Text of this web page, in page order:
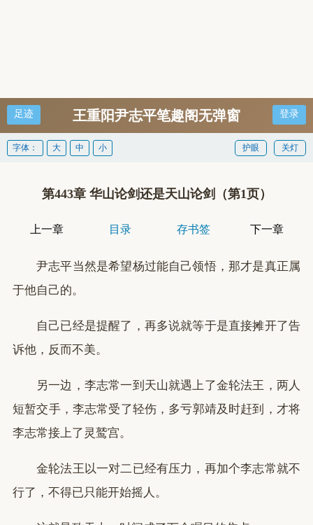
足迹 王重阳尹志平笔趣阁无弹窗 登录
关灯
护眼
字体： 大 中 小
第443章 华山论剑还是天山论剑（第1页）
上一章 目录 存书签 下一章
尹志平当然是希望杨过能自己领悟，那才是真正属
于他自己的。
自己已经是提醒了，再多说就等于是直接摊开了告
诉他，反而不美。
另一边，李志常一到天山就遇上了金轮法王，两人
短暂交手，李志常受了轻伤，多亏郭靖及时赶到，才将
李志常接上了灵鹫宫。
金轮法王以一对二已经有压力，再加个李志常就不
行了，不得已只能开始摇人。